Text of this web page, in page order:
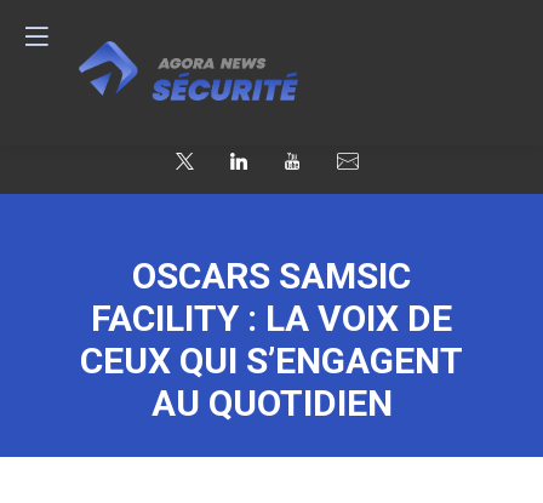
OSCARS SAMSIC
FACILITY : LA VOIX DE
CEUX QUI S’ENGAGENT
AU QUOTIDIEN